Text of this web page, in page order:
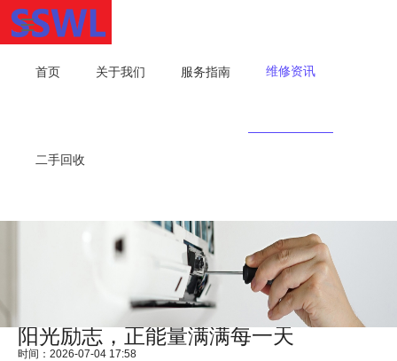
首页 关于我们 服务指南 维修资讯
二手回收
阳光励志，正能量满满每一天
时间：2026-07-04 17:58